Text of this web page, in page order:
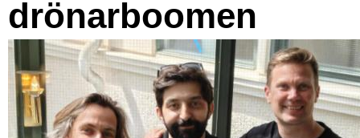
drönarboomen